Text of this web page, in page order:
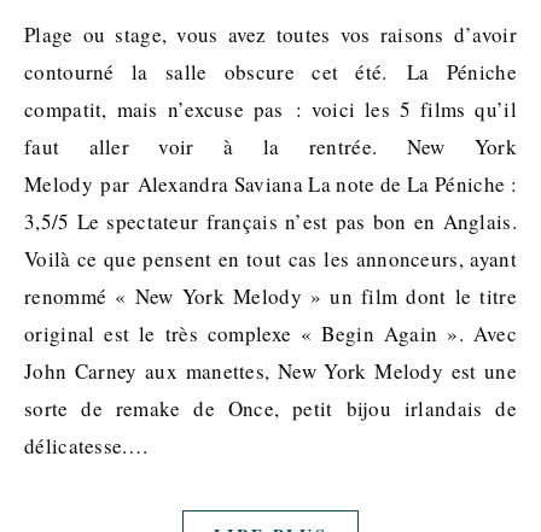
Plage ou stage, vous avez toutes vos raisons d’avoir
contourné la salle obscure cet été. La Péniche
compatit, mais n’excuse pas : voici les 5 films qu’il
faut aller voir à la rentrée. New York
Melody par Alexandra Saviana La note de La Péniche :
3,5/5 Le spectateur français n’est pas bon en Anglais.
Voilà ce que pensent en tout cas les annonceurs, ayant
renommé « New York Melody » un film dont le titre
original est le très complexe « Begin Again ». Avec
John Carney aux manettes, New York Melody est une
sorte de remake de Once, petit bijou irlandais de
délicatesse.…